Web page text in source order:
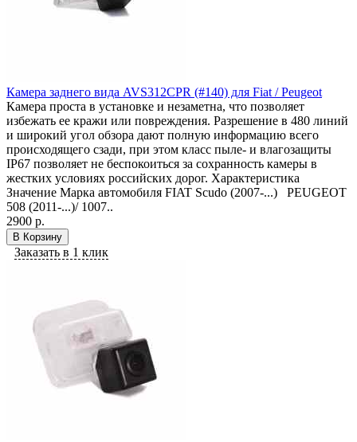
Камера заднего вида AVS312CPR (#140) для Fiat / Peugeot
Камера проста в установке и незаметна, что позволяет
избежать ее кражи или повреждения. Разрешение в 480 линий
и широкий угол обзора дают полную информацию всего
происходящего сзади, при этом класс пыле- и влагозащиты
IP67 позволяет не беспокоиться за сохранность камеры в
жестких условиях российских дорог. Характеристика
Значение Марка автомобиля FIAT Scudo (2007-...) PEUGEOT
508 (2011-...)/ 1007..
2900 р.
В Корзину
Заказать в 1 клик